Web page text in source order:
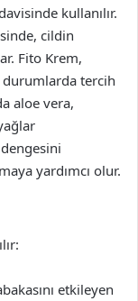
kullanılır.
cildin
Fito Krem,
tercih
aloe vera,
yardımcı olur.
etkileyen